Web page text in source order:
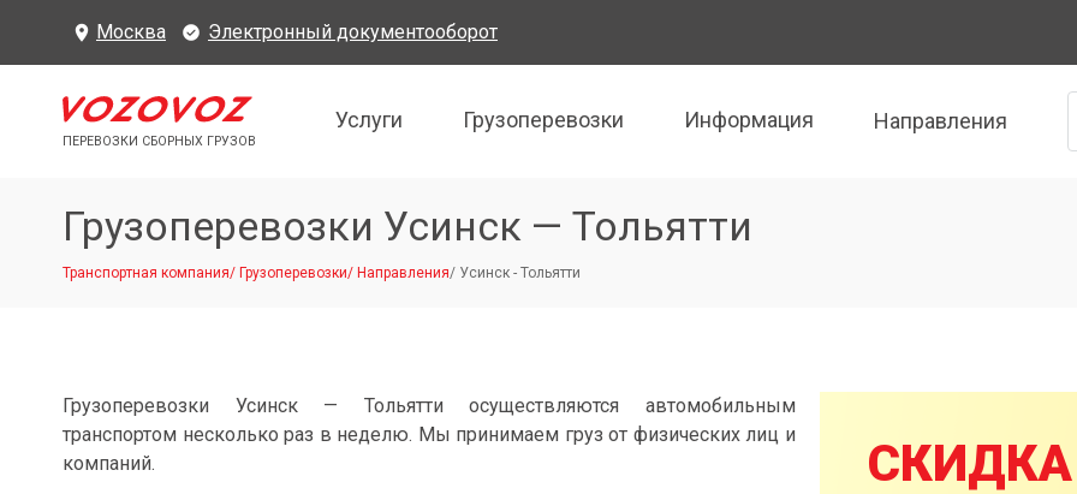
Москва Электронный документооборот
ПЕРЕВОЗКИ СБОРНЫХ ГРУЗОВ
Услуги Грузоперевозки Информация Направления
Грузоперевозки Усинск — Тольятти
Транспортная компания/ Грузоперевозки/ Направления/ Усинск - Тольятти
Грузоперевозки Усинск — Тольятти осуществляются автомобильным
транспортом несколько раз в неделю. Мы принимаем груз от физических лиц и
компаний.
СКИДКА